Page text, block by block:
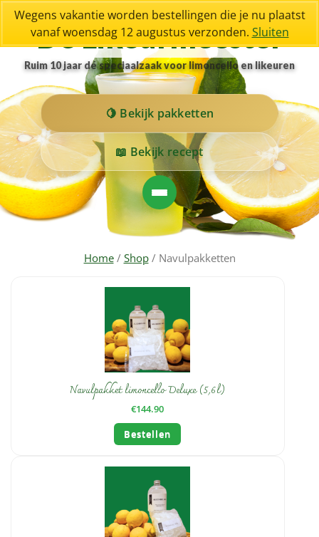
De Likeurmeester
Ruim 10 jaar dé speciaalzaak voor limoncello en likeuren
Bekijk pakketten
Bekijk recept
Home/ Shop/ Navulpakketten
Navulpakket limoncello Deluxe (5,6l)
€144.90
Bestellen
Wegens vakantie worden bestellingen die je nu plaatst
vanaf woensdag 12 augustus verzonden. Sluiten